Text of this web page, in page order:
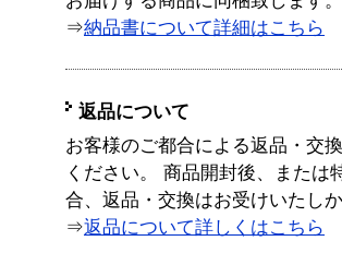
⇒納品書について詳細はこちら
返品について
お客様のご都合による返品・交
ください。 商品開封後、または
合、返品・交換はお受けいたし
⇒返品について詳しくはこちら